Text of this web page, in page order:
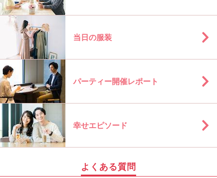
当日の服装
パーティー開催レポート
幸せエピソード
よくある質問